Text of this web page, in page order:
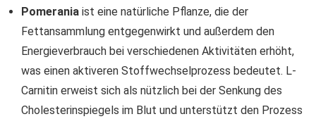
Pomerania ist eine natürliche Pflanze, die der
Fettansammlung entgegenwirkt und außerdem den
Energieverbrauch bei verschiedenen Aktivitäten erhöht,
was einen aktiveren Stoffwechselprozess bedeutet. L-
Carnitin erweist sich als nützlich bei der Senkung des
Cholesterinspiegels im Blut und unterstützt den Prozess